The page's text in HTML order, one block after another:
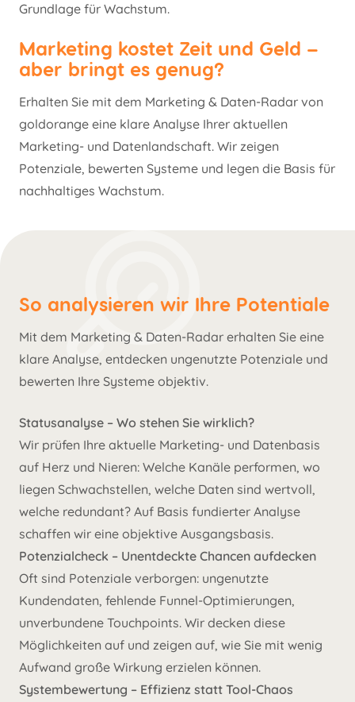
Grundlage für Wachstum.
Marketing kostet Zeit und Geld –
aber bringt es genug?
Erhalten Sie mit dem Marketing & Daten-Radar von
goldorange eine klare Analyse Ihrer aktuellen
Marketing- und Datenlandschaft. Wir zeigen
Potenziale, bewerten Systeme und legen die Basis für
nachhaltiges Wachstum.
So analysieren wir Ihre Potentiale
Mit dem Marketing & Daten-Radar erhalten Sie eine
klare Analyse, entdecken ungenutzte Potenziale und
bewerten Ihre Systeme objektiv.
Statusanalyse – Wo stehen Sie wirklich?
Wir prüfen Ihre aktuelle Marketing- und Datenbasis
auf Herz und Nieren: Welche Kanäle performen, wo
liegen Schwachstellen, welche Daten sind wertvoll,
welche redundant? Auf Basis fundierter Analyse
schaffen wir eine objektive Ausgangsbasis.
Potenzialcheck – Unentdeckte Chancen aufdecken
Oft sind Potenziale verborgen: ungenutzte
Kundendaten, fehlende Funnel-Optimierungen,
unverbundene Touchpoints. Wir decken diese
Möglichkeiten auf und zeigen auf, wie Sie mit wenig
Aufwand große Wirkung erzielen können.
Systembewertung – Effizienz statt Tool-Chaos